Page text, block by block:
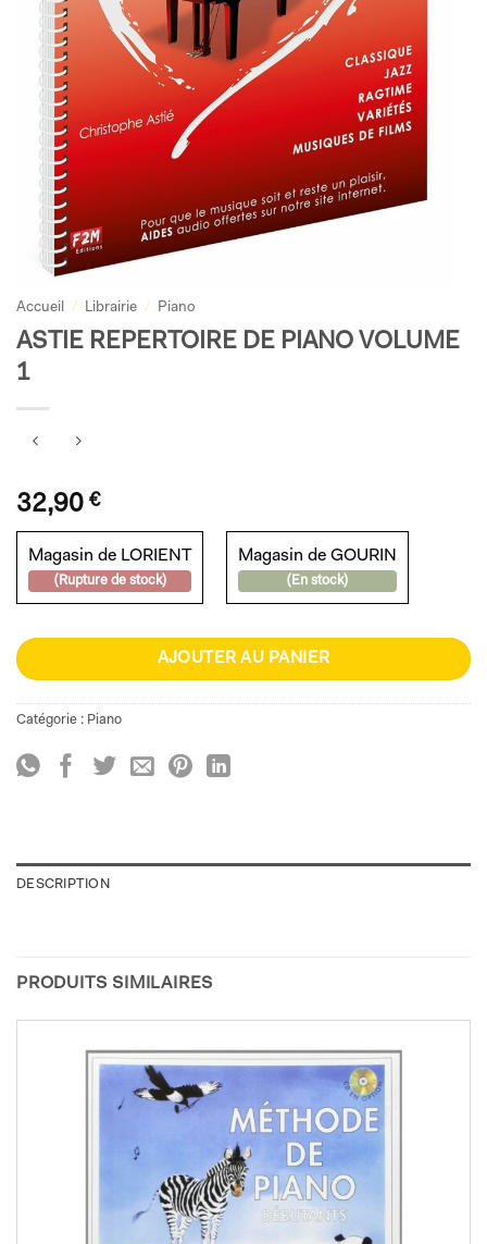
Accueil / Librairie / Piano
ASTIE REPERTOIRE DE PIANO VOLUME
1
32,90 €
Magasin de LORIENT
(Rupture de stock)
Magasin de GOURIN
(En stock)
AJOUTER AU PANIER
Catégorie : Piano
DESCRIPTION
PRODUITS SIMILAIRES